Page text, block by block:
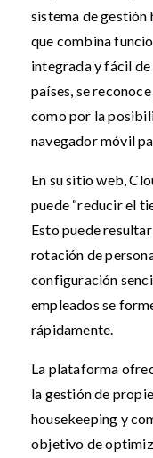
sistema de gestión
que combina
integrada y fácil
países, se
como por la
navegador móvil
En su sitio web,
puede “reducir el
Esto puede
rotación de
configuración
empleados se
rápidamente.
La plataforma
la gestión de
housekeeping y
objetivo de